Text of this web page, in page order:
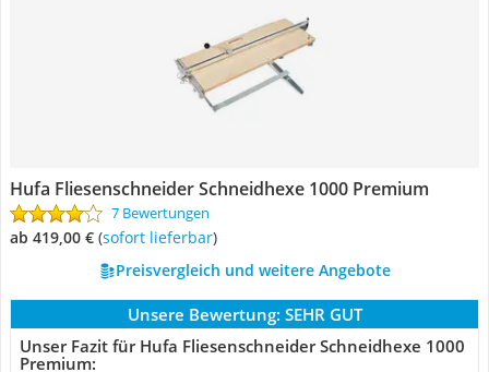
Hufa Fliesenschneider Schneidhexe 1000 Premium
7 Bewertungen
ab 419,00 € ( Sofort lieferbar)
Preisvergleich und weitere Angebote
Unsere Bewertung: SEHR GUT
Unser Fazit für Hufa Fliesenschneider Schneidhexe 1000
Premium: